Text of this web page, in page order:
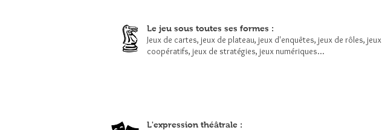
Le jeu sous toutes ses formes :
Jeux de cartes, jeux de plateau, jeux d'enquêtes, jeux de rôles, jeux
coopératifs, jeux de stratégies, jeux numériques...
L'expression théâtrale :